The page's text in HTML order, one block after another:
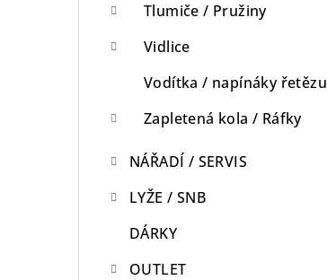
Tlumiče / Pružiny
Vidlice
Vodítka / napínáky řetězu
Zapletená kola / Ráfky
NÁŘADÍ / SERVIS
LYŽE / SNB
DÁRKY
OUTLET